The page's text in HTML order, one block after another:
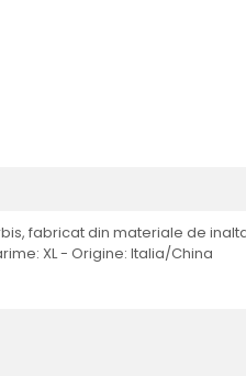
fabricat din materiale de
XL - Origine: Italia/China